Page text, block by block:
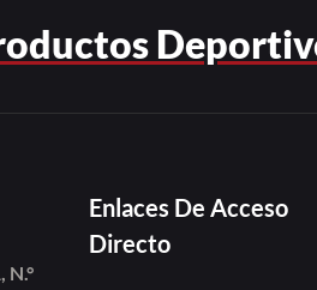
N.°
Enlaces De Acceso
Directo